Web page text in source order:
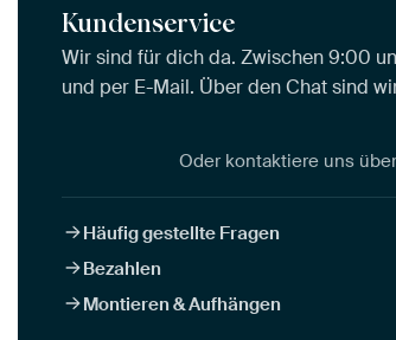
Kundenservice
Wir sind für dich da. Zwischen 9:00
und per E-Mail. Über den Chat sind
Oder kontaktiere uns
Häufig gestellte Fragen
Bezahlen
Montieren & Aufhängen